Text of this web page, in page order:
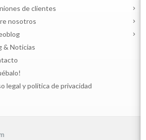
de clientes
nosotros
& Noticias
legal y política de privacidad